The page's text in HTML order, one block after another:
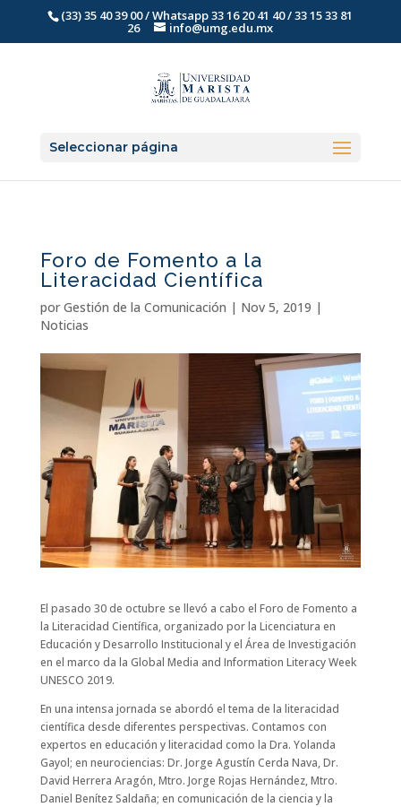
(33) 35 40 39 00 / Whatsapp 33 16 20 41 40 / 33 15 33 81
26 info@umg.edu.mx
Seleccionar página
Foro de Fomento a la
Literacidad Científica
por Gestión de la Comunicación | Nov 5, 2019 |
Noticias
El pasado 30 de octubre se llevó a cabo el Foro de Fomento a
la Literacidad Científica, organizado por la Licenciatura en
Educación y Desarrollo Institucional y el Área de Investigación
en el marco da la Global Media and Information Literacy Week
UNESCO 2019.
En una intensa jornada se abordó el tema de la literacidad
científica desde diferentes perspectivas. Contamos con
expertos en educación y literacidad como la Dra. Yolanda
Gayol; en neurociencias: Dr. Jorge Agustín Cerda Nava, Dr.
David Herrera Aragón, Mtro. Jorge Rojas Hernández, Mtro.
Daniel Benítez Saldaña; en comunicación de la ciencia y la